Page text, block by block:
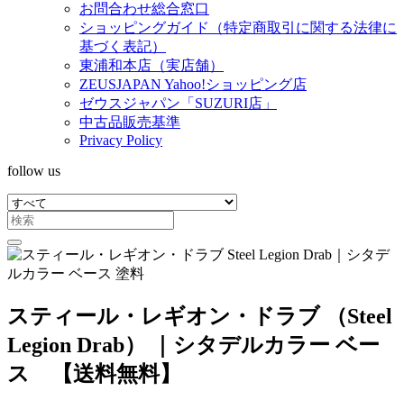
お問合わせ総合窓口
ショッピングガイド（特定商取引に関する法律に
基づく表記）
東浦和本店（実店舗）
ZEUSJAPAN Yahoo!ショッピング店
ゼウスジャパン「SUZURI店」
中古品販売基準
Privacy Policy
follow us
スティール・レギオン・ドラブ （Steel
Legion Drab） ｜シタデルカラー ベー
ス 【送料無料】